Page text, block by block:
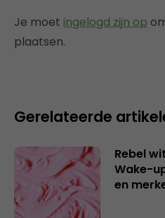
Je moet ingelogd zijn op
plaatsen.
Gerelateerde
Rebel
Wake-
en